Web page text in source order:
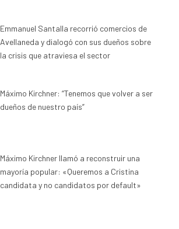
Emmanuel Santalla recorrió comercios de
Avellaneda y dialogó con sus dueños sobre
la crisis que atraviesa el sector
Máximo Kirchner: “Tenemos que volver a ser
dueños de nuestro país”
Máximo Kirchner llamó a reconstruir una
mayoría popular: «Queremos a Cristina
candidata y no candidatos por default»